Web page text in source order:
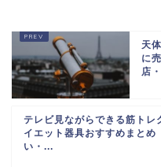
天
に
店
テレビ見ながらできる筋トレ
イエット器具おすすめまとめ
い・...